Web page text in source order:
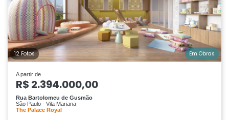
12 Fotos Em Obras
A partir de
R$ 2.394.000,00
Rua Bartolomeu de Gusmão
São Paulo - Vila Mariana
The Palace Royal